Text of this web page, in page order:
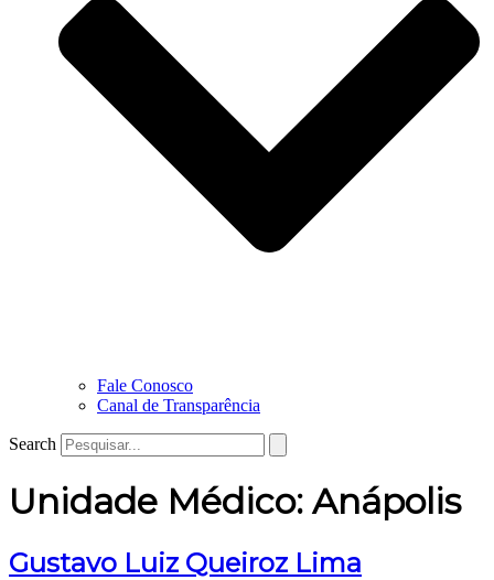
Fale Conosco
Canal de Transparência
Search
Unidade Médico:Anápolis
Gustavo Luiz Queiroz Lima